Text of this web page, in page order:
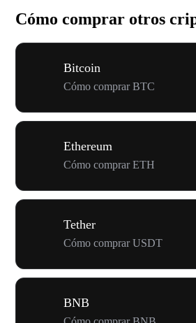
Cómo comprar otros
Bitcoin
Cómo comprar BTC
Ethereum
Cómo comprar ETH
Tether
Cómo comprar USDT
BNB